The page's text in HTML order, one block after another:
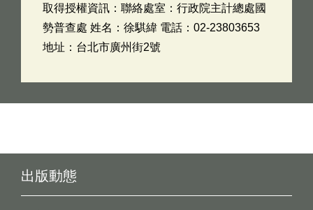
取得授權資訊：聯絡處室：行政院主計總處國
勢普查處 姓名：徐騏緯 電話：02-23803653
地址：台北市廣州街2號
出版動態